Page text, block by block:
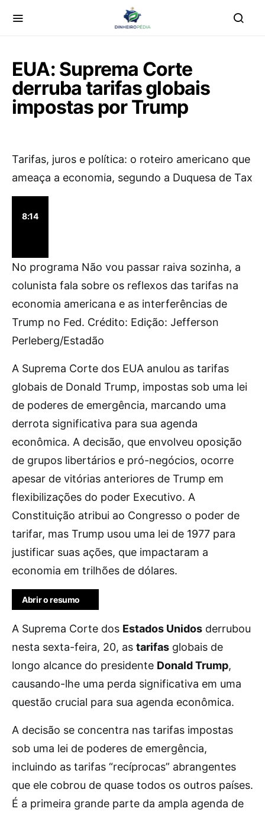
EUA: Suprema Corte
derruba tarifas globais
impostas por Trump
Tarifas, juros e política: o roteiro americano que
ameaça a economia, segundo a Duquesa de Tax
8:14
No programa Não vou passar raiva sozinha, a
colunista fala sobre os reflexos das tarifas na
economia americana e as interferências de
Trump no Fed. Crédito: Edição: Jefferson
Perleberg/Estadão
A Suprema Corte dos EUA anulou as tarifas
globais de Donald Trump, impostas sob uma lei
de poderes de emergência, marcando uma
derrota significativa para sua agenda
econômica. A decisão, que envolveu oposição
de grupos libertários e pró-negócios, ocorre
apesar de vitórias anteriores de Trump em
flexibilizações do poder Executivo. A
Constituição atribui ao Congresso o poder de
tarifar, mas Trump usou uma lei de 1977 para
justificar suas ações, que impactaram a
economia em trilhões de dólares.
Abrir o resumo
A Suprema Corte dos Estados Unidos derrubou
nesta sexta-feira, 20, as tarifas globais de
longo alcance do presidente Donald Trump,
causando-lhe uma perda significativa em uma
questão crucial para sua agenda econômica.
A decisão se concentra nas tarifas impostas
sob uma lei de poderes de emergência,
incluindo as tarifas “recíprocas” abrangentes
que ele cobrou de quase todos os outros países.
É a primeira grande parte da ampla agenda de